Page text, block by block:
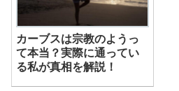
カーブスは宗教のようっ
て本当？実際に通ってい
る私が真相を解説！